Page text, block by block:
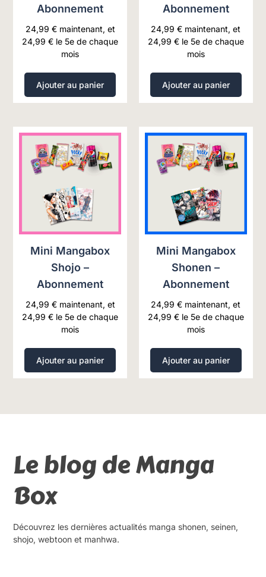
Abonnement
24,99 € maintenant, et
24,99€ le 5e de chaque
mois
Ajouter au panier
Abonnement
24,99€ maintenant, et
24,99 € le 5e de chaque
mois
Ajouter au panier
Mini Mangabox
Shojo –
Abonnement
24,99 € maintenant, et
24,99€ le 5e de chaque
mois
Ajouter au panier
Mini Mangabox
Shonen –
Abonnement
24,99€ maintenant, et
24,99 € le 5e de chaque
mois
Ajouter au panier
Le blog de Manga
Box
Découvrez les dernières actualités manga shonen, seinen,
shojo, webtoon et manhwa.